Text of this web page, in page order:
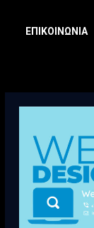
ΕΠΙΚΟΙΝΩΝΊΑ